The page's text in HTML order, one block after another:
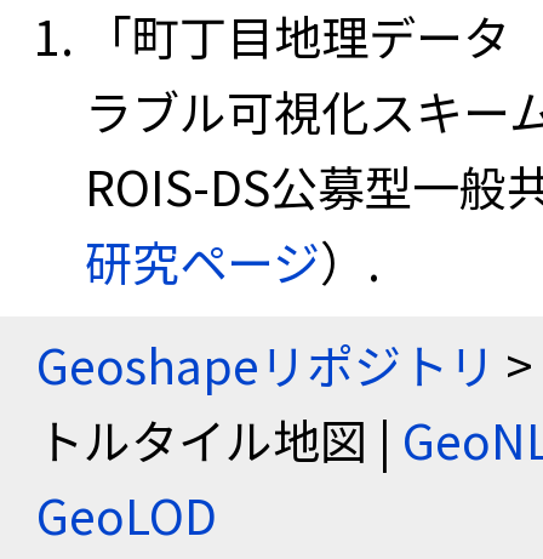
「町丁目地理デー
ラブル可視化スキー
ROIS-DS公募型一般
研究ページ）.
Geoshapeリポジトリ
トルタイル地図 |
GeoLOD